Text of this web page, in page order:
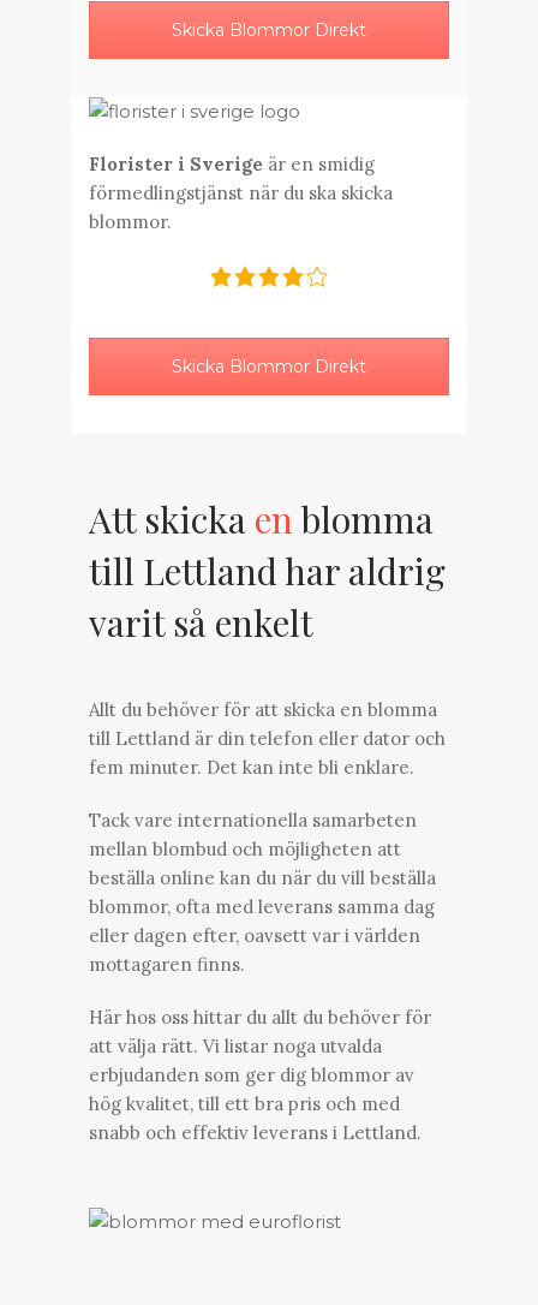
Skicka Blommor Direkt
Florister i Sverige är en smidig
förmedlingstjänst när du ska skicka
blommor.
Skicka Blommor Direkt
Att skicka en blomma
till Lettland har aldrig
varit så enkelt
Allt du behöver för att skicka en blomma
till Lettland är din telefon eller dator och
fem minuter. Det kan inte bli enklare.
Tack vare internationella samarbeten
mellan blombud och möjligheten att
beställa online kan du när du vill beställa
blommor, ofta med leverans samma dag
eller dagen efter, oavsett var i världen
mottagaren finns.
Här hos oss hittar du allt du behöver för
att välja rätt. Vi listar noga utvalda
erbjudanden som ger dig blommor av
hög kvalitet, till ett bra pris och med
snabb och effektiv leverans i Lettland.